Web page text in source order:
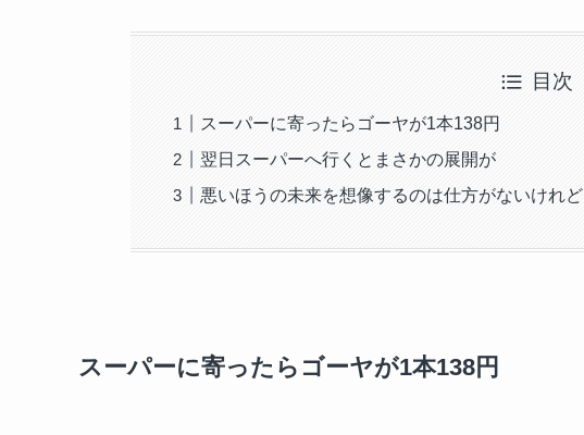
目次
スーパーに寄ったらゴーヤが1本138円
翌日スーパーへ行くとまさかの展開が
悪いほうの未来を想像するのは仕方がないけれど
スーパーに寄ったらゴーヤが1本138円